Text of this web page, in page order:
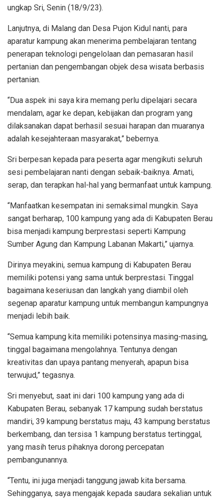
ungkap Sri, Senin (18/9/23).
Lanjutnya, di Malang dan Desa Pujon Kidul nanti, para
aparatur kampung akan menerima pembelajaran tentang
penerapan teknologi pengelolaan dan pemasaran hasil
pertanian dan pengembangan objek desa wisata berbasis
pertanian.
“Dua aspek ini saya kira memang perlu dipelajari secara
mendalam, agar ke depan, kebijakan dan program yang
dilaksanakan dapat berhasil sesuai harapan dan muaranya
adalah kesejahteraan masyarakat,” bebernya.
Sri berpesan kepada para peserta agar mengikuti seluruh
sesi pembelajaran nanti dengan sebaik-baiknya. Amati,
serap, dan terapkan hal-hal yang bermanfaat untuk kampung.
“Manfaatkan kesempatan ini semaksimal mungkin. Saya
sangat berharap, 100 kampung yang ada di Kabupaten Berau
bisa menjadi kampung berprestasi seperti Kampung
Sumber Agung dan Kampung Labanan Makarti,” ujarnya.
Dirinya meyakini, semua kampung di Kabupaten Berau
memiliki potensi yang sama untuk berprestasi. Tinggal
bagaimana keseriusan dan langkah yang diambil oleh
segenap aparatur kampung untuk membangun kampungnya
menjadi lebih baik.
“Semua kampung kita memiliki potensinya masing-masing,
tinggal bagaimana mengolahnya. Tentunya dengan
kreativitas dan upaya pantang menyerah, apapun bisa
terwujud,” tegasnya.
Sri menyebut, saat ini dari 100 kampung yang ada di
Kabupaten Berau, sebanyak 17 kampung sudah berstatus
mandiri, 39 kampung berstatus maju, 43 kampung berstatus
berkembang, dan tersisa 1 kampung berstatus tertinggal,
yang masih terus pihaknya dorong percepatan
pembangunannya.
“Tentu, ini juga menjadi tanggung jawab kita bersama.
Sehingganya, saya mengajak kepada saudara sekalian untuk